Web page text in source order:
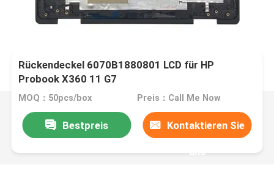
Rückendeckel 6070B1880801 LCD für HP
Probook X360 11 G7
MOQ：50pcs/box Preis：Call Me Now
Bestpreis Kontaktieren Sie
uns